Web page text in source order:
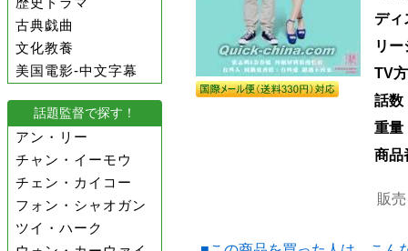
古典戯曲
文化教養
美国電影-中文字幕
話題監督で探す！
アン・リー
チャン・イーモウ
チェン・カイコー
フォン・シャオガン
ツイ・ハーク
ディ
リー
TV
話数
重量
商品
販